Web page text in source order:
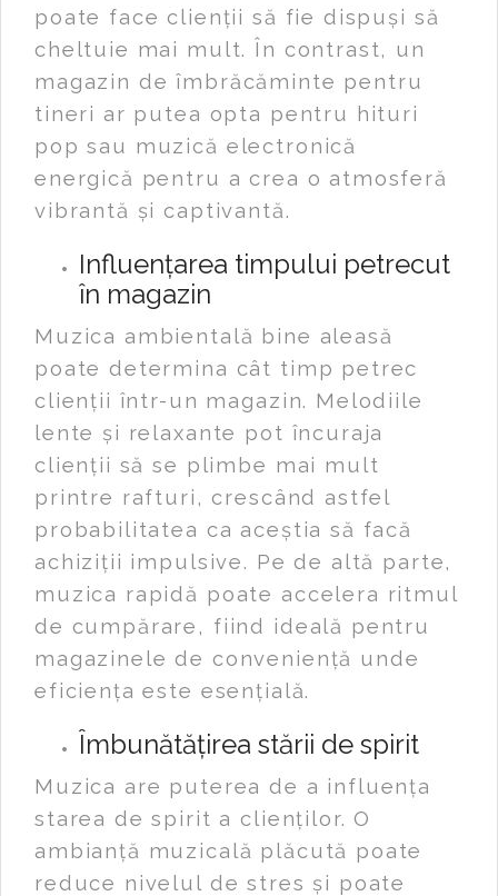
poate face clienții să fie dispuși să
cheltuie mai mult. În contrast, un
magazin de îmbrăcăminte pentru
tineri ar putea opta pentru hituri
pop sau muzică electronică
energică pentru a crea o atmosferă
vibrantă și captivantă.
Influențarea timpului petrecut
în magazin
Muzica ambientală bine aleasă
poate determina cât timp petrec
clienții într-un magazin. Melodiile
lente și relaxante pot încuraja
clienții să se plimbe mai mult
printre rafturi, crescând astfel
probabilitatea ca aceștia să facă
achiziții impulsive. Pe de altă parte,
muzica rapidă poate accelera ritmul
de cumpărare, fiind ideală pentru
magazinele de conveniență unde
eficiența este esențială.
Îmbunătățirea stării de spirit
Muzica are puterea de a influența
starea de spirit a clienților. O
ambianță muzicală plăcută poate
reduce nivelul de stres și poate